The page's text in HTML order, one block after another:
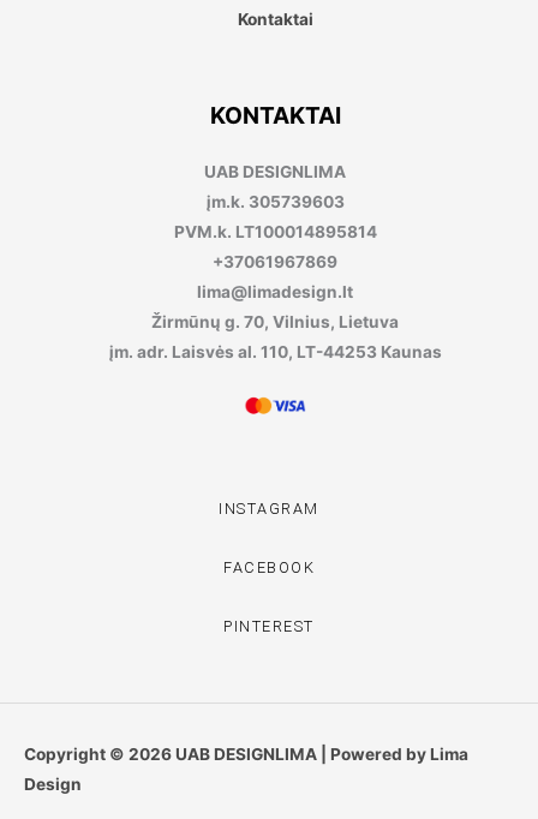
Kontaktai
KONTAKTAI
UAB DESIGNLIMA
įm.k. 305739603
PVM.k. LT100014895814
+37061967869
lima@limadesign.lt
Žirmūnų g. 70, Vilnius, Lietuva
įm. adr. Laisvės al. 110, LT-44253 Kaunas
INSTAGRAM
FACEBOOK
PINTEREST
Copyright © 2026 UAB DESIGNLIMA | Powered by Lima
Design